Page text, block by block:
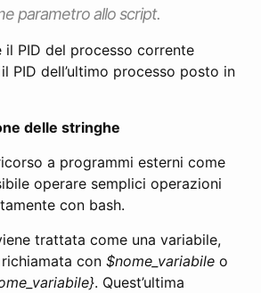
parametro allo script.
il PID del processo corrente
PID dell’ultimo processo posto in
delle stringhe
a programmi esterni come
operare semplici operazioni
con bash.
trattata come una variabile,
richiamata con $nome_variabile o
. Quest’ultima